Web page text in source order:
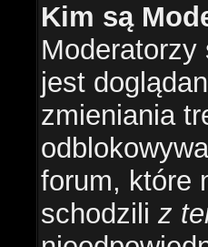
Kim są
jest
zmieniania
forum, które
schodzili z